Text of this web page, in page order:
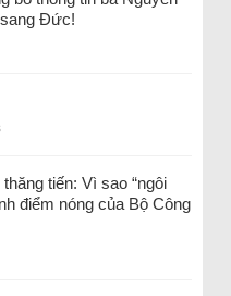
Đức!
tiến: Vì sao “ngôi
điểm nóng của Bộ Công